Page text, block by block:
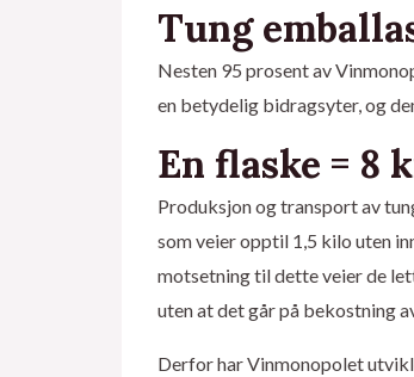
Tung
Nesten 95 prosent av
en betydelig bidragsyter, og
En flaske = 8
Produksjon og transport av
som veier opptil 1,5 kilo uten
motsetning til dette veier de
uten at det går på bekostning
Derfor har Vinmonopolet